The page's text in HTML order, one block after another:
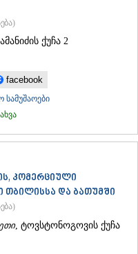
)
ქუჩა 2
facebook
სამუშაოები
კომერციული
თბილისსა და ბათუმში
)
, ტოვსტონოგოვის ქუჩა